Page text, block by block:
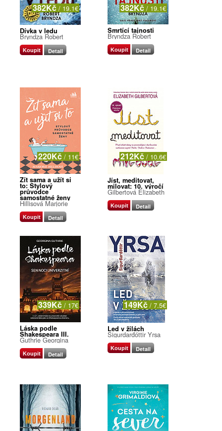
382Kč / 19.1€
Dívka v ledu
Bryndza Robert
Koupit Detail
382Kč / 19.1€
Smrtící tajnosti
Bryndza Robert
Koupit Detail
220Kč / 11€
Žít sama a užít si
to: Stylový
průvodce
samostatné ženy
Hillisová Marjorie
Koupit Detail
212Kč / 10.6€
Jíst, meditovat,
milovat: 10. výročí
Gilbertová Elizabeth
Koupit Detail
339Kč / 17€
Láska podle
Shakespeara III.
Guthrie Georgina
Koupit Detail
149Kč / 7.5€
Led v žilách
Sigurdarđóttir Yrsa
Koupit Detail